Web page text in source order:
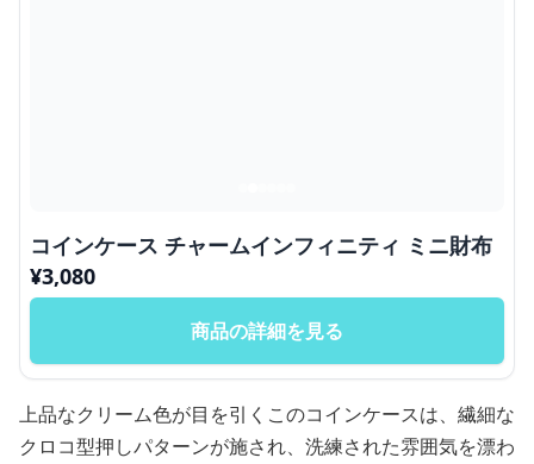
コインケース チャームインフィニティ ミニ財布
¥3,080
商品の詳細を見る
上品なクリーム色が目を引くこのコインケースは、繊細な
クロコ型押しパターンが施され、洗練された雰囲気を漂わ